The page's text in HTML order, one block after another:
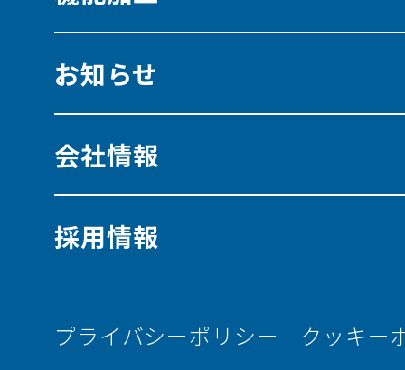
お知らせ
会社情報
採用情報
プライバシーポリシー クッキー